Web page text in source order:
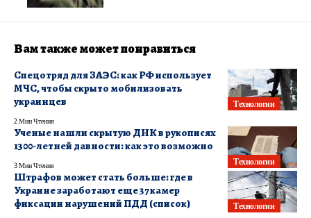
Вам также может понравиться
Технологии
Спецотряд для ЗАЭС: как РФ использует
МЧС, чтобы скрыто мобилизовать
украинцев
2 Мин Чтения
Технологии
Ученые нашли скрытую ДНК в рукописях
1300-летней давности: как это возможно
3 Мин Чтения
Технологии
Штрафов может стать больше: где в
Украине заработают еще 37 камер
фиксации нарушений ПДД (список)